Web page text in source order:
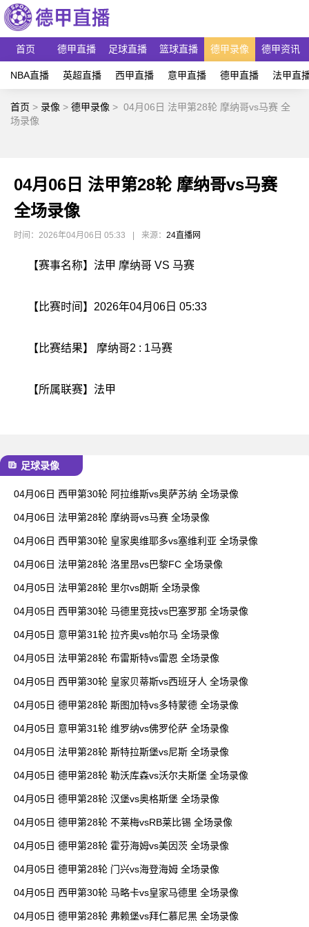
首页 德甲直播 足球直播 篮球直播 德甲录像 德甲资讯
NBA直播 英超直播 西甲直播 意甲直播 德甲直播 法甲直
首页 > 录像 > 德甲录像 > 04月06日 法甲第28轮 摩纳哥vs马赛 全
场录像
04月06日 法甲第28轮 摩纳哥vs马赛
全场录像
时间：2026年04月06日 05:33 来源： 24直播网
【赛事名称】法甲 摩纳哥 VS 马赛
【比赛时间】2026年04月06日 05:33
【比赛结果】 摩纳哥2 : 1马赛
【所属联赛】 法甲
足球录像
04月06日 西甲第30轮 阿拉维斯vs奥萨苏纳 全场录像
04月06日 法甲第28轮 摩纳哥vs马赛 全场录像
04月06日 西甲第30轮 皇家奥维耶多vs塞维利亚 全场录像
04月06日 法甲第28轮 洛里昂vs巴黎FC 全场录像
04月05日 法甲第28轮 里尔vs朗斯 全场录像
04月05日 西甲第30轮 马德里竞技vs巴塞罗那 全场录像
04月05日 意甲第31轮 拉齐奥vs帕尔马 全场录像
04月05日 法甲第28轮 布雷斯特vs雷恩 全场录像
04月05日 西甲第30轮 皇家贝蒂斯vs西班牙人 全场录像
04月05日 德甲第28轮 斯图加特vs多特蒙德 全场录像
04月05日 意甲第31轮 维罗纳vs佛罗伦萨 全场录像
04月05日 法甲第28轮 斯特拉斯堡vs尼斯 全场录像
04月05日 德甲第28轮 勒沃库森vs沃尔夫斯堡 全场录像
04月05日 德甲第28轮 汉堡vs奥格斯堡 全场录像
04月05日 德甲第28轮 不莱梅vsRB莱比锡 全场录像
04月05日 德甲第28轮 霍芬海姆vs美因茨 全场录像
04月05日 德甲第28轮 门兴vs海登海姆 全场录像
04月05日 西甲第30轮 马略卡vs皇家马德里 全场录像
04月05日 德甲第28轮 弗赖堡vs拜仁慕尼黑 全场录像